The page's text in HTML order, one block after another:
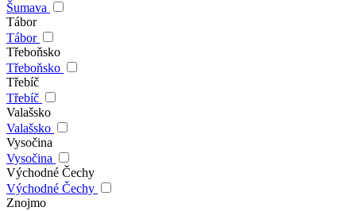
Šumava
Tábor
Tábor
Třeboňsko
Třeboňsko
Třebíč
Třebíč
Valašsko
Valašsko
Vysočina
Vysočina
Východné Čechy
Východné Čechy
Znojmo